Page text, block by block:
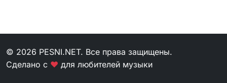
© 2026 PESNI.NET. Все права защищены.
Сделано с ❤ для любителей музыки